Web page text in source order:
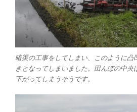
暗渠の工事をしてしまい、このように凸
きとなってしまいました。田んぼの中央
下がってしまうそうです。